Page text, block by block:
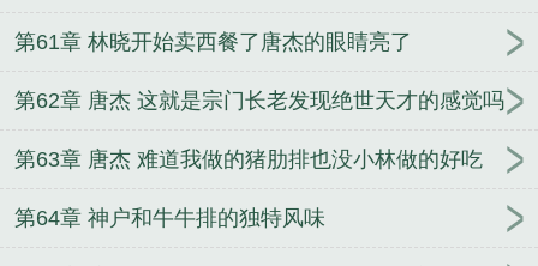
第61章 林晓开始卖西餐了唐杰的眼睛亮了
第62章 唐杰 这就是宗门长老发现绝世天才的感觉吗
第63章 唐杰 难道我做的猪肋排也没小林做的好吃
第64章 神户和牛牛排的独特风味